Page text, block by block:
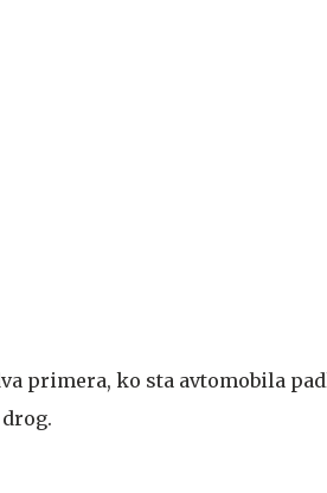
primera, ko sta avtomobila